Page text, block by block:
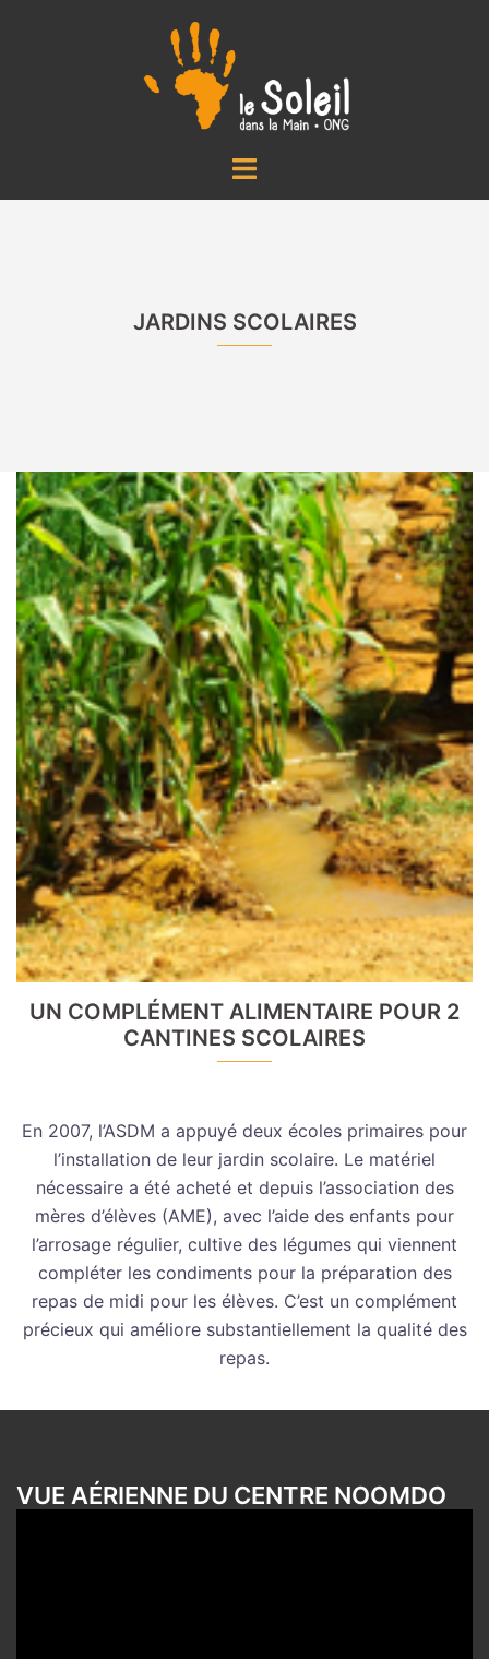
Ouvrir/fermer
JARDINS SCOLAIRES
UN COMPLÉMENT ALIMENTAIRE POUR 2
CANTINES SCOLAIRES
En 2007, l’ASDM a appuyé deux écoles primaires pour
l’installation de leur jardin scolaire. Le matériel
nécessaire a été acheté et depuis l’association des
mères d’élèves (AME), avec l’aide des enfants pour
l’arrosage régulier, cultive des légumes qui viennent
compléter les condiments pour la préparation des
repas de midi pour les élèves. C’est un complément
précieux qui améliore substantiellement la qualité des
repas.
VUE AÉRIENNE DU CENTRE NOOMDO